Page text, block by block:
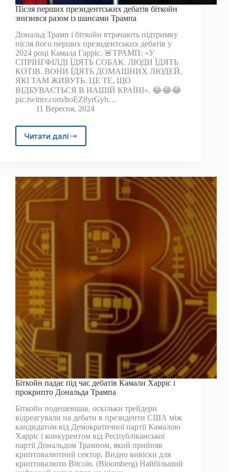
Після перших президентських дебатів біткойн
знизився разом із шансами Трампа
Дональд Трамп і біткойн втрачають підтримку
після його перших президентських дебатів у
2024 році Камала Гарріс. 🚨ТРАМП: «У
СПРІНГФІЛДІ ЇДЯТЬ СОБАК. ЛЮДИ ЇДЯТЬ
КОТІВ. ВОНИ ЇДЯТЬ ДОМАШНИХ ЛЮДЕЙ,
ЯКІ ТАМ ЖИВУТЬ. ЦЕ ТЕ, ЩО
ВІДБУВАЄТЬСЯ В НАШІЙ КРАЇНІ». 😂😂😂
pic.twitter.com/hoEZ8yrGyh…
11 Вересня, 2024
Читати далі
Після
біткойн
знизився
разом
Трампа
Біткойн падає під час дебатів Камали Харріс і
прокрипто Дональда Трампа
Біткойн подешевшав, оскільки трейдери
відреагували на дебати в президенти США між
кандидатом від Демократичної партії Камалою
Харріс і конкурентом від Республіканської
партії Дональдом Трампом, який прийняв
криптовалютний сектор. Видно вивіски для
криптовалюти Bitcoin. (Bloomberg) Найбільший